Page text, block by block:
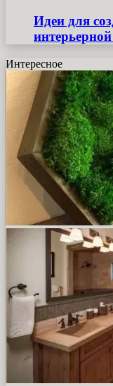
Идеи для
Интересное